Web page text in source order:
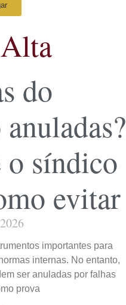
do
o síndico
evitar
importantes para
internas. No entanto,
ser anuladas por falhas
prova